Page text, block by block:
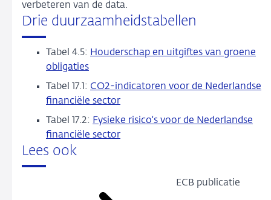
verbeteren van de data.
Drie duurzaamheidstabellen
Tabel 4.5: Houderschap en uitgiftes van groene
obligaties
Tabel 17.1: CO2-indicatoren voor de Nederlandse
financiële sector
Tabel 17.2: Fysieke risico's voor de Nederlandse
financiële sector
Lees ook
ECB publicatie